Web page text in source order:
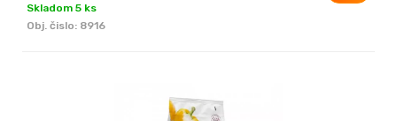
Skladom 5 ks
Obj. čislo: 8916